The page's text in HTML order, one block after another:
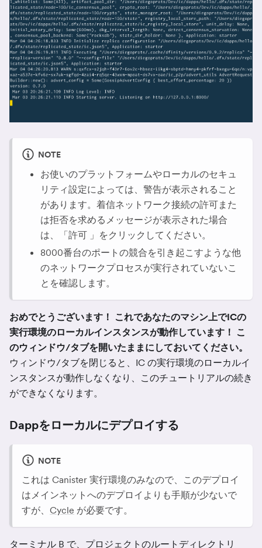
NOTE
お使いのプラットフォームやローカルのセキュ
リティ設定によっては、警告が表示されること
があります。着信ネットワーク接続の許可また
は拒否を求めるメッセージが表示された場合
は、「許可 」をクリックしてください。
8000番台のポートの競合を引き起こすような他
のネットワークプロセスが実行されていないこ
とを確認します。
おめでとうございます！ これであなたのマシン上でICの
実行環境のローカルインスタンスが動作しています！ こ
のウィンドウ/タブを開いたままにしておいてください。
ウィンドウ/タブを閉じると、IC の実行環境のローカルイ
ンスタンスが動作しなくなり、このチュートリアルの続き
ができなくなります。
Dappをローカルにデプロイする
NOTE
これは Canister 実行環境のみなので、このデプロイ
はメインネットへのデプロイよりも手順が少ないで
すが、 Cycle が必要です。
ターミナル B で、プロジェクトのルートディレクトリ